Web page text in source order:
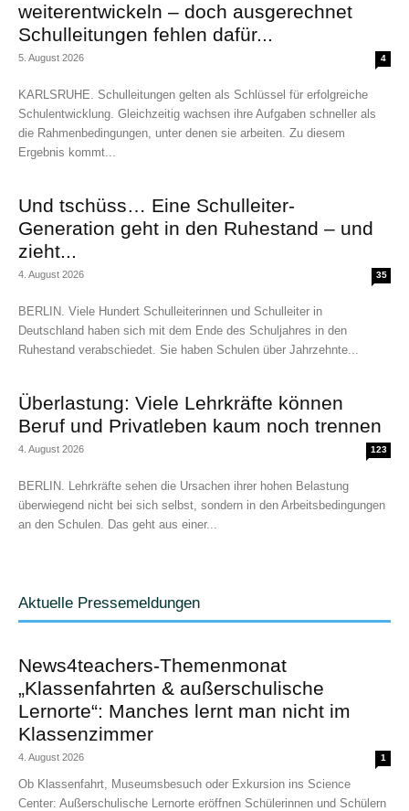
weiterentwickeln – doch ausgerechnet
Schulleitungen fehlen dafür...
5. August 2026 4
KARLSRUHE. Schulleitungen gelten als Schlüssel für erfolgreiche
Schulentwicklung. Gleichzeitig wachsen ihre Aufgaben schneller als
die Rahmenbedingungen, unter denen sie arbeiten. Zu diesem
Ergebnis kommt...
Und tschüss… Eine Schulleiter-
Generation geht in den Ruhestand – und
zieht...
4. August 2026 35
BERLIN. Viele Hundert Schulleiterinnen und Schulleiter in
Deutschland haben sich mit dem Ende des Schuljahres in den
Ruhestand verabschiedet. Sie haben Schulen über Jahrzehnte...
Überlastung: Viele Lehrkräfte können
Beruf und Privatleben kaum noch trennen
4. August 2026 123
BERLIN. Lehrkräfte sehen die Ursachen ihrer hohen Belastung
überwiegend nicht bei sich selbst, sondern in den Arbeitsbedingungen
an den Schulen. Das geht aus einer...
Aktuelle Pressemeldungen
News4teachers-Themenmonat
„Klassenfahrten & außerschulische
Lernorte“: Manches lernt man nicht im
Klassenzimmer
4. August 2026 1
Ob Klassenfahrt, Museumsbesuch oder Exkursion ins Science
Center: Außerschulische Lernorte eröffnen Schülerinnen und Schülern